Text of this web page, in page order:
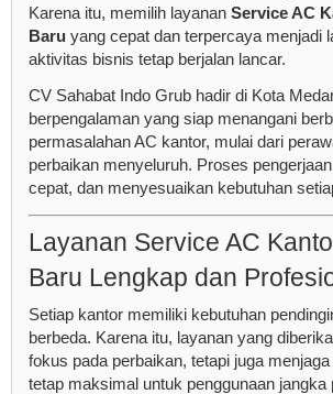
Karena itu, memilih layanan Service AC
Baru yang cepat dan terpercaya menjadi
aktivitas bisnis tetap berjalan lancar.
CV Sahabat Indo Grub hadir di Kota
berpengalaman yang siap menangani
permasalahan AC kantor, mulai dari
perbaikan menyeluruh. Proses
cepat, dan menyesuaikan kebutuhan
Layanan Service AC
Baru Lengkap dan
Setiap kantor memiliki kebutuhan
berbeda. Karena itu, layanan yang
fokus pada perbaikan, tetapi juga
tetap maksimal untuk penggunaan jangka